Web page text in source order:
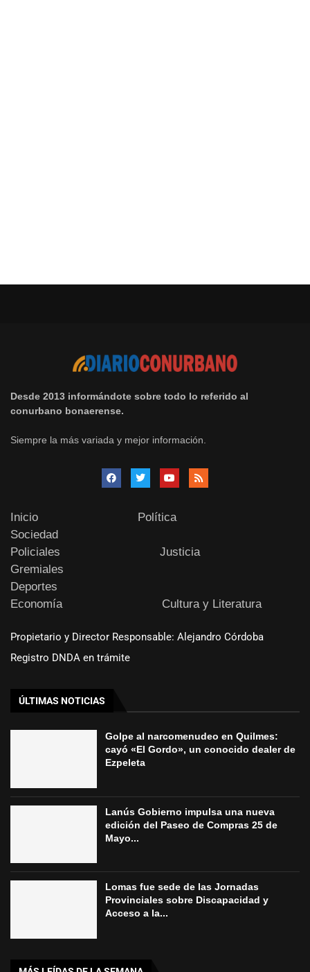
Desde 2013 informándote sobre todo lo referido al
conurbano bonaerense.
Siempre la más variada y mejor información.
Inicio
Política
Sociedad
Policiales
Justicia
Gremiales
Deportes
Economía
Cultura y Literatura
Propietario y Director Responsable: Alejandro Córdoba
Registro DNDA en trámite
ÚLTIMAS NOTICIAS
Golpe al narcomenudeo en Quilmes:
cayó «El Gordo», un conocido dealer de
Ezpeleta
Lanús Gobierno impulsa una nueva
edición del Paseo de Compras 25 de
Mayo...
Lomas fue sede de las Jornadas
Provinciales sobre Discapacidad y
Acceso a la...